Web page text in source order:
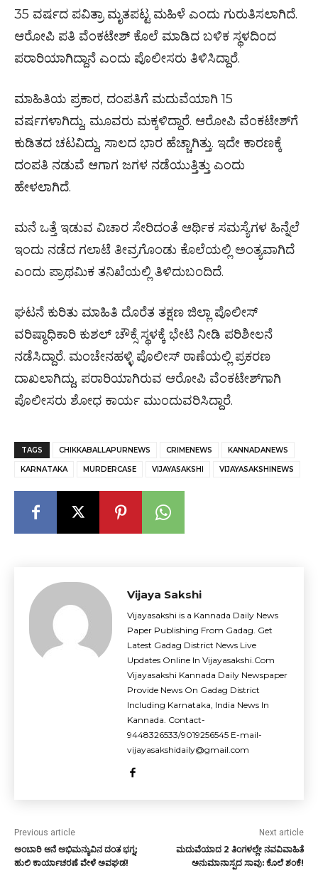
35 ವರ್ಷದ ಪವಿತ್ರಾ ಮೃತಪಟ್ಟ ಮಹಿಳೆ ಎಂದು ಗುರುತಿಸಲಾಗಿದೆ.
ಆರೋಪಿ ಪತಿ ವೆಂಕಟೇಶ್ ಕೊಲೆ ಮಾಡಿದ ಬಳಿಕ ಸ್ಥಳದಿಂದ
ಪರಾರಿಯಾಗಿದ್ದಾನೆ ಎಂದು ಪೊಲೀಸರು ತಿಳಿಸಿದ್ದಾರೆ.
ಮಾಹಿತಿಯ ಪ್ರಕಾರ, ದಂಪತಿಗೆ ಮದುವೆಯಾಗಿ 15
ವರ್ಷಗಳಾಗಿದ್ದು, ಮೂವರು ಮಕ್ಕಳಿದ್ದಾರೆ. ಆರೋಪಿ ವೆಂಕಟೇಶ್‌ಗೆ
ಕುಡಿತದ ಚಟವಿದ್ದು, ಸಾಲದ ಭಾರ ಹೆಚ್ಚಾಗಿತ್ತು. ಇದೇ ಕಾರಣಕ್ಕೆ
ದಂಪತಿ ನಡುವೆ ಆಗಾಗ ಜಗಳ ನಡೆಯುತ್ತಿತ್ತು ಎಂದು
ಹೇಳಲಾಗಿದೆ.
ಮನೆ ಒತ್ತೆ ಇಡುವ ವಿಚಾರ ಸೇರಿದಂತೆ ಆರ್ಥಿಕ ಸಮಸ್ಯೆಗಳ ಹಿನ್ನೆಲೆ
ಇಂದು ನಡೆದ ಗಲಾಟೆ ತೀವ್ರಗೊಂಡು ಕೊಲೆಯಲ್ಲಿ ಅಂತ್ಯವಾಗಿದೆ
ಎಂದು ಪ್ರಾಥಮಿಕ ತನಿಖೆಯಲ್ಲಿ ತಿಳಿದುಬಂದಿದೆ.
ಘಟನೆ ಕುರಿತು ಮಾಹಿತಿ ದೊರೆತ ತಕ್ಷಣ ಜಿಲ್ಲಾ ಪೊಲೀಸ್
ವರಿಷ್ಠಾಧಿಕಾರಿ ಕುಶಲ್ ಚೌಕ್ಸೆ ಸ್ಥಳಕ್ಕೆ ಭೇಟಿ ನೀಡಿ ಪರಿಶೀಲನೆ
ನಡೆಸಿದ್ದಾರೆ. ಮಂಚೇನಹಳ್ಳಿ ಪೊಲೀಸ್ ಠಾಣೆಯಲ್ಲಿ ಪ್ರಕರಣ
ದಾಖಲಾಗಿದ್ದು, ಪರಾರಿಯಾಗಿರುವ ಆರೋಪಿ ವೆಂಕಟೇಶ್‌ಗಾಗಿ
ಪೊಲೀಸರು ಶೋಧ ಕಾರ್ಯ ಮುಂದುವರಿಸಿದ್ದಾರೆ.
TAGS CHIKKABALLAPURNEWS CRIMENEWS KANNADANEWS
KARNATAKA MURDERCASE VIJAYASAKSHI VIJAYASAKSHINEWS
Vijaya Sakshi
Vijayasakshi is a Kannada Daily News
Paper Publishing From Gadag. Get
Latest Gadag District News Live
Updates Online In Vijayasakshi.Com
Vijayasakshi Kannada Daily Newspaper
Provide News On Gadag District
Including Karnataka, India News In
Kannada. Contact-
9448326533/9019256545 E-mail-
vijayasakshidaily@gmail.com
Previous article
ಅಂಬಾರಿ ಆನೆ ಅಭಿಮನ್ಯುವಿನ ದಂತ ಭಗ್ನ;
ಹುಲಿ ಕಾರ್ಯಾಚರಣೆ ವೇಳೆ ಅವಘಡ!
Next article
ಮದುವೆಯಾದ 2 ತಿಂಗಳಲ್ಲೇ ನವವಿವಾಹಿತೆ
ಅನುಮಾನಾಸ್ಪದ ಸಾವು: ಕೊಲೆ ಶಂಕೆ!